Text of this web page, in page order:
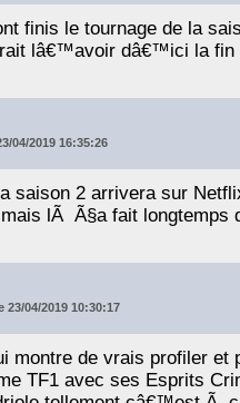
finis le tournage de la
lâ€™avoir dâ€™ici la
04/2019 16:35:26
saison 2 arrivera sur
lÃ Ã§a fait longtemps
04/2019 10:30:17
montre de vrais profiler et
TF1 avec ses Esprits